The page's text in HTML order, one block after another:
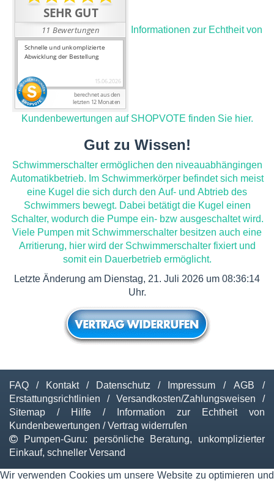
Informationen zur Echtheit von
Kundenbewertungen auf SHOPVOTE finden Sie hier.
Gut zu Wissen!
Schwimmerschalter ermöglichen den niveauabhängingen
Automatikbetrieb. Im Schwimmerkörper befindet sich meist
eine Kugel die sich durch den Auf- und Abtrieb des
Schwimmers bewegt. Dabei betätigt die Kugel einen
Schalter, wodurch die Pumpe ein- bzw ausgeschaltet wird.
Viele Pumpen mit Schwimmerschalter besitzen auch eine
Arritierung, hier wird der Schwimmerschalter fixiert und
somit ein Dauerbetrieb ermöglicht.
Letzte Änderung am Dienstag, 21. Juli 2026 um 08:36:14
Uhr.
FAQ / Kontakt / Datenschutz / Impressum / AGB
/
Erstattungsrichtlinien
/ Versandkosten/Zahlungsweisen
/
Sitemap
/ Hilfe /
Information zur Echtheit von
Kundenbewertungen / Vertrag widerrufen
Pumpen-Guru: persönliche Beratung, unkomplizierter
Einkauf, schneller Versand
Wir verwenden Cookies um unsere Website zu optimieren und